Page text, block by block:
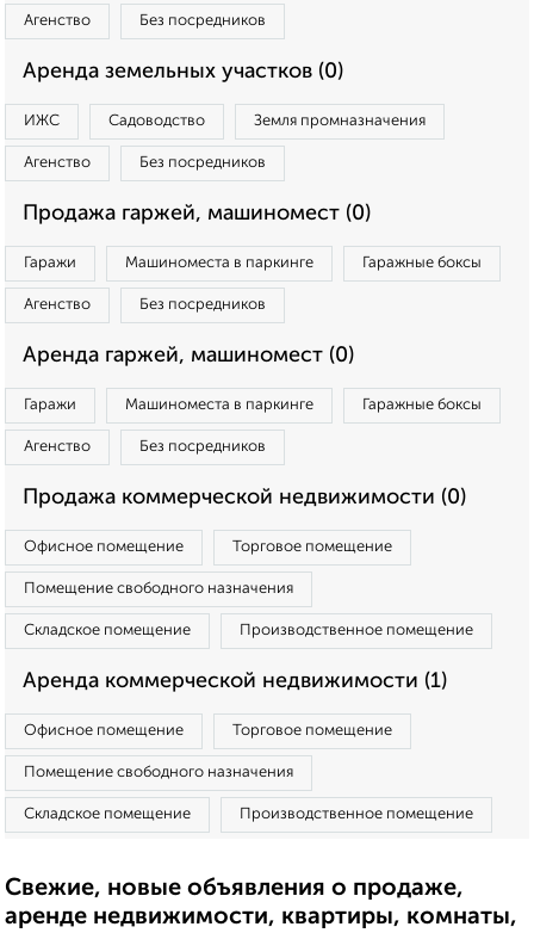
Агенство Без посредников
Аренда земельных участков (0)
ИЖС Садоводство Земля промназначения
Агенство Без посредников
Продажа гаржей, машиномест (0)
Гаражи Машиноместа в паркинге Гаражные боксы
Агенство Без посредников
Аренда гаржей, машиномест (0)
Гаражи Машиноместа в паркинге Гаражные боксы
Агенство Без посредников
Продажа коммерческой недвижимости (0)
Офисное помещение Торговое помещение
Помещение свободного назначения
Складское помещение Производственное помещение
Аренда коммерческой недвижимости (1)
Офисное помещение Торговое помещение
Помещение свободного назначения
Складское помещение Производственное помещение
Свежие, новые объявления о продаже,
аренде недвижимости, квартиры, комнаты,